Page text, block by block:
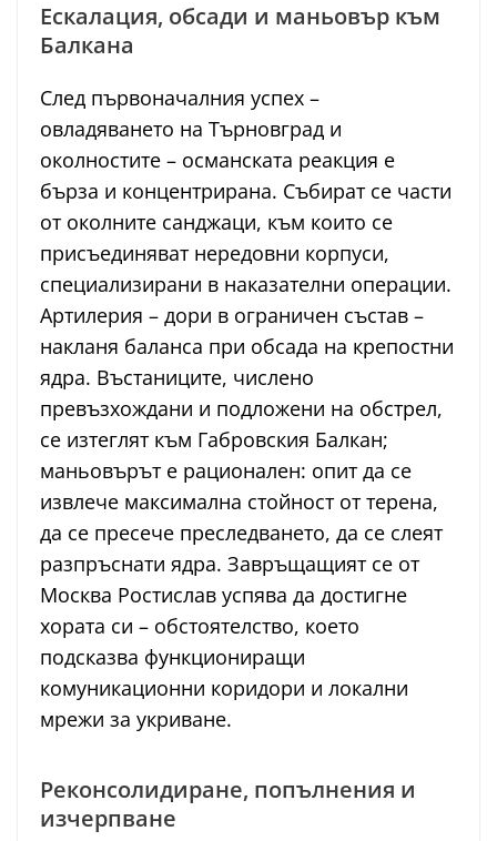
Ескалация, обсади и маньовър към
Балкана
След първоначалния успех –
овладяването на Търновград и
околностите – османската реакция е
бърза и концентрирана. Събират се части
от околните санджаци, към които се
присъединяват нередовни корпуси,
специализирани в наказателни операции.
Артилерия – дори в ограничен състав –
накланя баланса при обсада на крепостни
ядра. Въстаниците, числено
превъзхождани и подложени на обстрел,
се изтеглят към Габровския Балкан;
маньовърът е рационален: опит да се
извлече максимална стойност от терена,
да се пресече преследването, да се слеят
разпръснати ядра. Завръщащият се от
Москва Ростислав успява да достигне
хората си – обстоятелство, което
подсказва функциониращи
комуникационни коридори и локални
мрежи за укриване.
Реконсолидиране, попълнения и
изчерпване